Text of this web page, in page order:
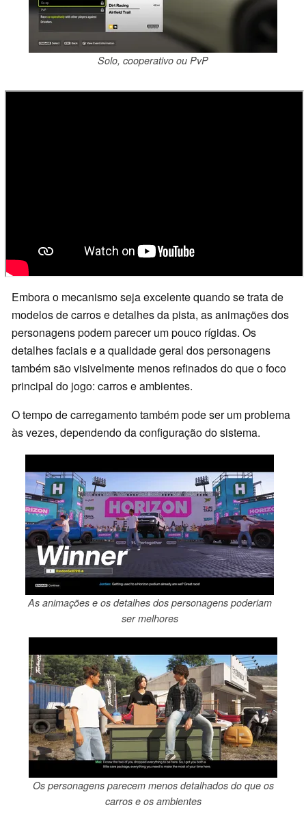
Solo, cooperativo ou PvP
Embora o mecanismo seja excelente quando se trata de
modelos de carros e detalhes da pista, as animações dos
personagens podem parecer um pouco rígidas. Os
detalhes faciais e a qualidade geral dos personagens
também são visivelmente menos refinados do que o foco
principal do jogo: carros e ambientes.
O tempo de carregamento também pode ser um problema
às vezes, dependendo da configuração do sistema.
As animações e os detalhes dos personagens poderiam
ser melhores
Os personagens parecem menos detalhados do que os
carros e os ambientes